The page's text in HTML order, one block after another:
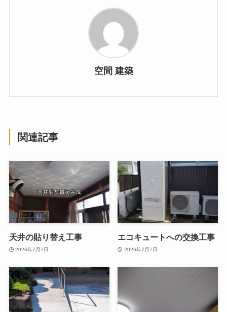
空間 建築
関連記事
天井の貼り替え工事
2026年7月7日
エコキュートへの交換工事
2026年7月7日